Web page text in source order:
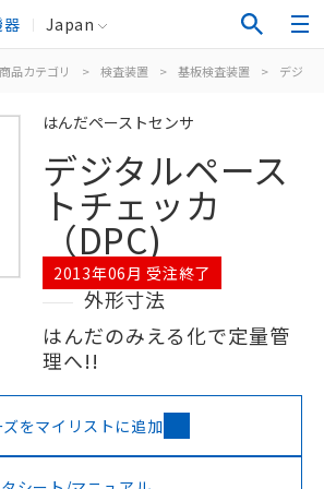
器 Japan
商品カテゴリ > 検査装置 > 基板検査装置 > デジタ
はんだペーストセンサ
デジタルペース
トチェッカ
（DPC)
2013年06月 受注終了
外形寸法
はんだのみえる化で定量管
理へ!!
をマイリストに追加